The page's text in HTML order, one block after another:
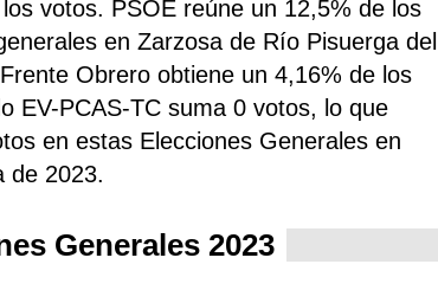
votos. PSOE reúne un 12,5% de los
en Zarzosa de Río Pisuerga del
Obrero obtiene un 4,16% de los
EV-PCAS-TC suma 0 votos, lo que
en estas Elecciones Generales en
de 2023.
Generales 2023